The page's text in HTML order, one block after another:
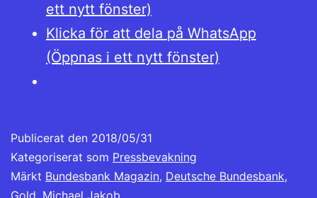
ett nytt fönster)
Klicka för att dela på WhatsApp
(Öppnas i ett nytt fönster)
Publicerat den 2018/05/31
Kategoriserat som Pressbevakning
Märkt Bundesbank Magazin, Deutsche Bundesbank,